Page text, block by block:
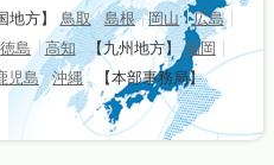
地方】 鳥取 島根 岡山
広島
徳島 高知 【九州地方】 福岡
児島 沖縄
【本部事務局】